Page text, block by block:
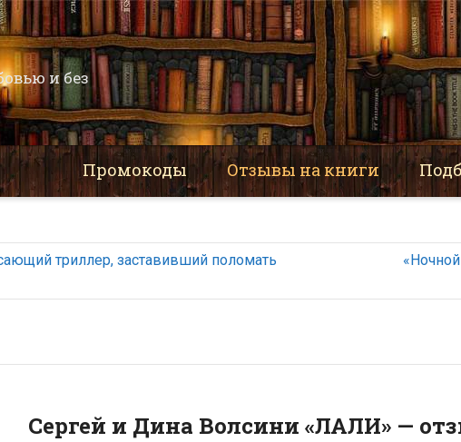
и без
Промокоды Отзывы на книги
триллер, заставивший поломать
Сергей и Дина Волсини «ЛАЛИ» —